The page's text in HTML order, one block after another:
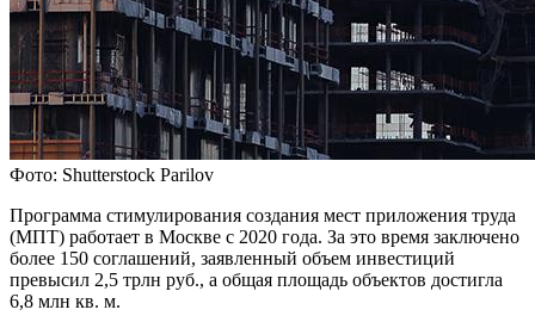
Фото: Shutterstock Parilov
Программа стимулирования создания мест приложения труда
(МПТ) работает в Москве с 2020 года. За это время заключено
более 150 соглашений, заявленный объем инвестиций
превысил 2,5 трлн руб., а общая площадь объектов достигла
6,8 млн кв. м.